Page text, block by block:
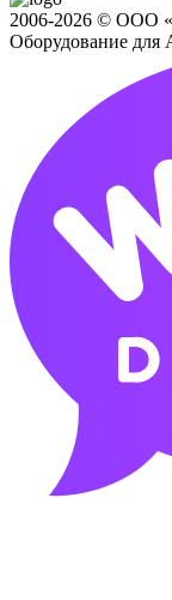
2006-2026 © ООО
Оборудование